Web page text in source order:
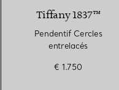
Tiffany 1837™
Pendentif Cercles
entrelacés
€ 1.750